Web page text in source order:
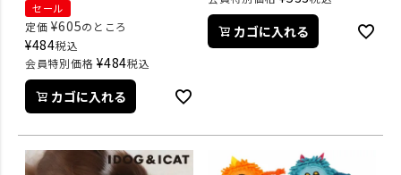
セール
定価 ¥605のところ
¥484税込
会員特別価格 ¥484税込
カゴに入れる
カゴに入れる